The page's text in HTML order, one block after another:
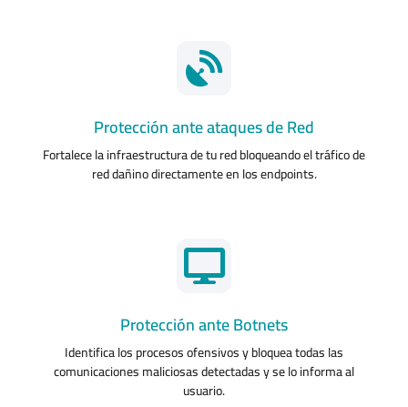
Protección ante ataques de Red
Fortalece la infraestructura de tu red bloqueando el tráfico de
red dañino directamente en los endpoints.
Protección ante Botnets
Identifica los procesos ofensivos y bloquea todas las
comunicaciones maliciosas detectadas y se lo informa al
usuario.